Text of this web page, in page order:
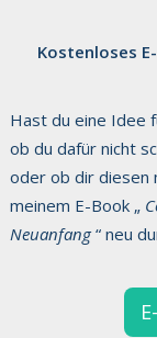
Kostenloses
Hast du eine Idee
ob du dafür nicht
oder ob dir diesen
meinem E-Book „
Neuanfang“ neu